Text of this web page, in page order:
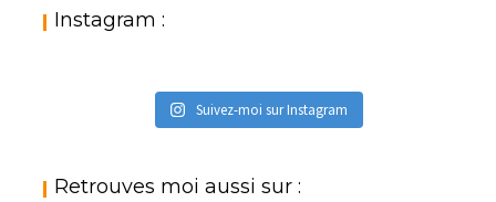
: Instagram :
Suivez-moi sur Instagram
Retrouves moi aussi sur :